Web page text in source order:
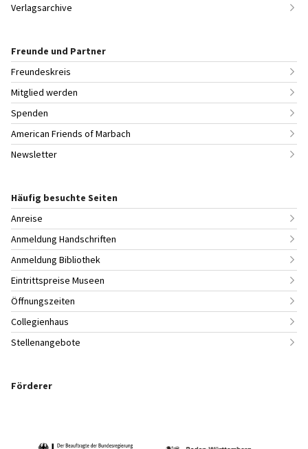
Verlagsarchive
Freunde und Partner
Freundeskreis
Mitglied werden
Spenden
American Friends of Marbach
Newsletter
Häufig besuchte Seiten
Anreise
Anmeldung Handschriften
Anmeldung Bibliothek
Eintrittspreise Museen
Öffnungszeiten
Collegienhaus
Stellenangebote
Förderer